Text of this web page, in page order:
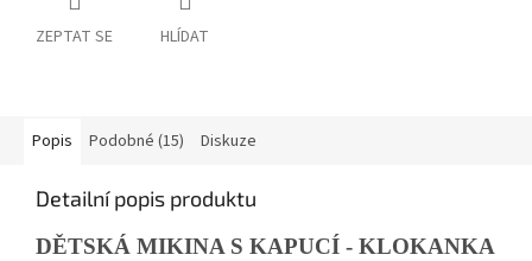
ZEPTAT SE HLÍDAT
Popis Podobné (15) Diskuze
Detailní popis produktu
DĚTSKÁ MIKINA S KAPUCÍ - KLOKANKA